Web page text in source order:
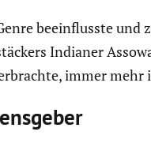
beein­flusste
Indianer
immer mehr